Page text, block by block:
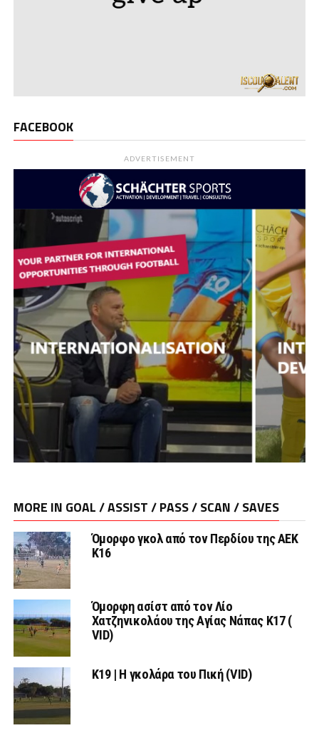
FACEBOOK
ADVERTISEMENT
MORE IN GOAL / ASSIST / PASS / SCAN / SAVES
Όμορφο γκολ από τον Περδίου της ΑΕΚ
Κ16
Όμορφη ασίστ από τον Λίο
Χατζηνικολάου της Αγίας Νάπας Κ17 (
VID)
Κ19 | Η γκολάρα του Πική (VID)